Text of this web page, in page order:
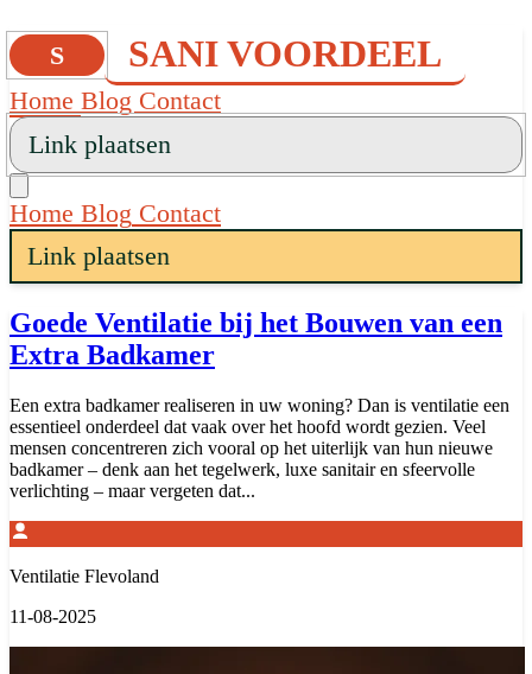
S SANI VOORDEEL
Home Blog Contact
Link plaatsen
Home Blog Contact
Link plaatsen
Goede Ventilatie bij het Bouwen van een
Extra Badkamer
Een extra badkamer realiseren in uw woning? Dan is ventilatie een
essentieel onderdeel dat vaak over het hoofd wordt gezien. Veel
mensen concentreren zich vooral op het uiterlijk van hun nieuwe
badkamer – denk aan het tegelwerk, luxe sanitair en sfeervolle
verlichting – maar vergeten dat...
Ventilatie Flevoland
11-08-2025